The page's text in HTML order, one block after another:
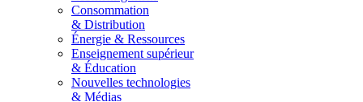
Consommation
& Distribution
Énergie & Ressources
Enseignement supérieur
& Éducation
Nouvelles technologies
& Médias